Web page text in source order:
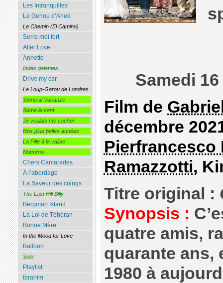
Samedi
Film de
décembre
Pierfrancesco
Ramazzotti,
Titre original :
Synopsis :
quatre amis,
quarante ans,
1980 à
Les Intranquilles
Le Genou d’Ahed
Le Chemin (El Camino)
Serre moi fort
After Love
Annette
Indes galantes
Drive my car
Le Loup-Garou de Londres
Storia di Vacanze
Sème le vent
Je voulais me cacher
Nos plus belles années
La Fille à la valise
Notturno
Chers Camarades
À l’abordage
La Saveur des coings
The Last Hill Billy
Bergman Island
La Loi de Téhéran
Bonne Mère
In the Mood for Love
Balloon
Solo
Playlist
Ibrahim